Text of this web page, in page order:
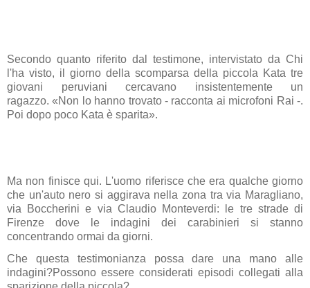
Secondo quanto riferito dal testimone, intervistato da Chi
l'ha visto, il giorno della scomparsa della piccola Kata tre
giovani peruviani cercavano insistentemente un
ragazzo. «Non lo hanno trovato - racconta ai microfoni Rai -.
Poi dopo poco Kata è sparita».
Ma non finisce qui. L'uomo riferisce che era qualche giorno
che un'auto nero si aggirava nella zona tra via Maragliano,
via Boccherini e via Claudio Monteverdi: le tre strade di
Firenze dove le indagini dei carabinieri si stanno
concentrando ormai da giorni.
Che questa testimonianza possa dare una mano alle
indagini?Possono essere considerati episodi collegati alla